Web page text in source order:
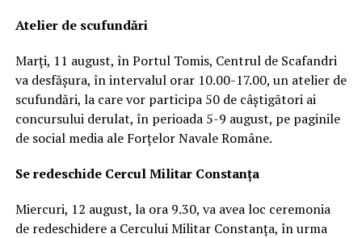
Atelier de scufundări
Marți, 11 august, în Portul Tomis, Centrul de Scafandri
va desfășura, în intervalul orar 10.00-17.00, un atelier de
scufundări, la care vor participa 50 de câștigători ai
concursului derulat, în perioada 5-9 august, pe paginile
de social media ale Forțelor Navale Române.
Se redeschide Cercul Militar Constanța
Miercuri, 12 august, la ora 9.30, va avea loc ceremonia
de redeschidere a Cercului Militar Constanța, în urma